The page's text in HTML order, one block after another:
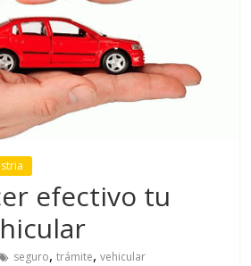
efectivo tu
seguro,trámite,vehicular